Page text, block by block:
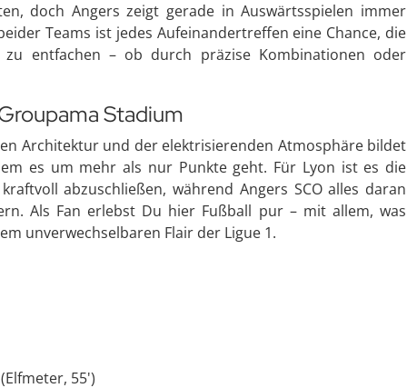
doch Angers zeigt gerade in Auswärtsspielen immer
Teams ist jedes Aufeinandertreffen eine Chance, die
entfachen – ob durch präzise Kombinationen oder
Stadium
Architektur und der elektrisierenden Atmosphäre bildet
es um mehr als nur Punkte geht. Für Lyon ist es die
abzuschließen, während Angers SCO alles daran
Als Fan erlebst Du hier Fußball pur – mit allem, was
unverwechselbaren Flair der Ligue 1.
55')